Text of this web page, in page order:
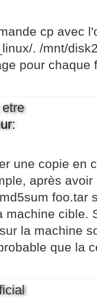
cp avec
. /mnt/
pour chaque
une copie en
après
foo.tar
machine cible.
la machine
que la